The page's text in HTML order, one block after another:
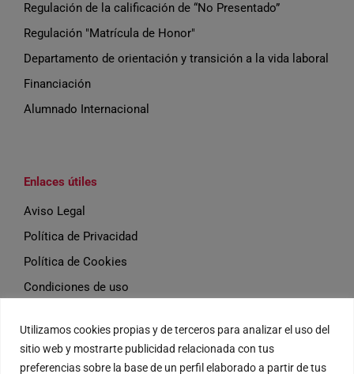
Utilizamos cookies propias y de terceros para analizar el uso del
sitio web y mostrarte publicidad relacionada con tus
preferencias sobre la base de un perfil elaborado a partir de tus
Regulación de la calificación de “No Presentado”
Regulación "Matrícula de Honor"
Departamento de orientación y transición a la vida laboral
Financiación
Alumnado Internacional
Enlaces útiles
Aviso Legal
Política de Privacidad
Política de Cookies
Condiciones de uso
Eventos